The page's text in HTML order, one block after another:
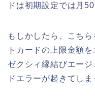
ドは初期設定では月
もしかしたら、こち
トカードの上限金額
ゼクシィ縁結びエー
ドエラーが起きてし